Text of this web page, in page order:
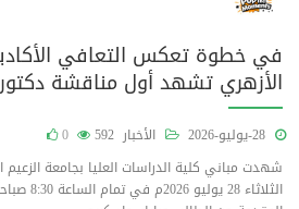
في خطوة تعكس التعافي
الأزهري تشهد أول مناقشة
الأخبار 592
0
شهدت مباني كلية الدراسات العليا بجامعة الزعيم
الثلاثاء